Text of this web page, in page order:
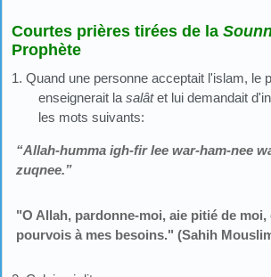
Courtes prières tirées de la
Prophète
1. Quand une personne acceptait l'islam, le
enseignerait lasalâtet lui demandait
les mots suivants:
“Allah-humma igh-fir lee war-ham-nee
zuqnee.”
"O Allah, pardonne-moi, aie pitié de
pourvois à mes besoins." (Sahih